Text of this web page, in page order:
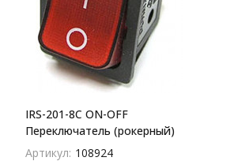
IRS-201-8C ON-OFF
Переключатель (рокерный)
Артикул: 108924